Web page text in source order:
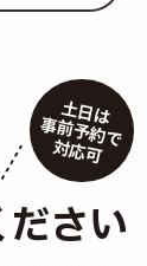
土日は
事前予約で
対応可
さい